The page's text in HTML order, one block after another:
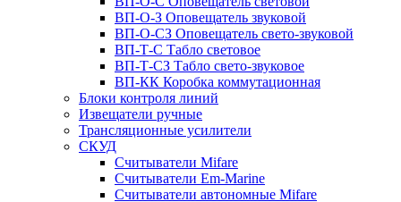
ВП-О-З Оповещатель звуковой
ВП-О-СЗ Оповещатель свето-звуковой
ВП-Т-С Табло световое
ВП-Т-СЗ Табло свето-звуковое
ВП-КК Коробка коммутационная
Блоки контроля линий
Извещатели ручные
Трансляционные усилители
СКУД
Считыватели Mifare
Считыватели Еm-Marine
Считыватели автономные Mifare